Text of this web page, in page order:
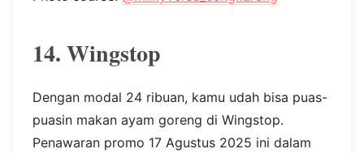
14. Wingstop
Dengan modal 24 ribuan, kamu udah bisa puas-
puasin makan ayam goreng di Wingstop.
Penawaran promo 17 Agustus 2025 ini dalam